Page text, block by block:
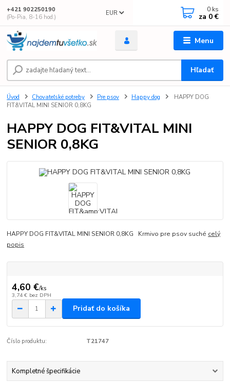
Menu
EUR
Hľadať
+421 902250190
(Po-Pia, 8-16 hod.)
0 ks
za 0 €
Úvod Chovateľské potreby Pre psov Happy dog
HAPPY DOG
FIT&VITAL MINI SENIOR 0,8KG
HAPPY DOG FIT&VITAL MINI
SENIOR 0,8KG
HAPPY DOG FIT&VITAL MINI SENIOR 0,8KG Krmivo pre psov suché celý
popis
4,60 €/ks
3,74 € bez DPH
Pridať do košíka
Číslo produktu: T21747
Kompletné špecifikácie